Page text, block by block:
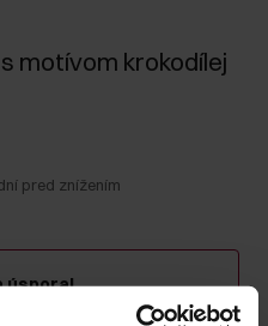
motívom krokodílej
pred znížením
úspora!
kabeliek, kufrov